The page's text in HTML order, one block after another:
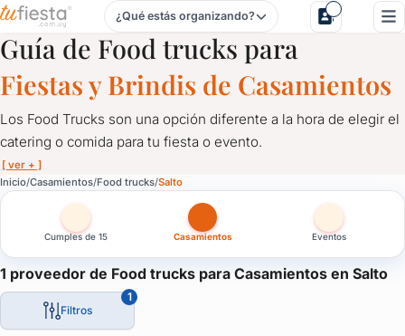
Food trucks para Casamientos en Salto
¿Qué estás organizando?
Guía de Food trucks para
Fiestas y Brindis de Casamientos
Los Food Trucks son una opción diferente a la hora de elegir el
catering o comida para tu fiesta o evento.
[ ver + ]
Inicio Casamientos Food trucks Salto
Cumples de 15 Casamientos Eventos
1 proveedor de Food trucks para Casamientos en Salto
Filtros
1
Food trucks para Casamientos en Salto
Los Food Trucks son una opción diferente a la hora de elegir
Los hay de distintas característaicas y especialidades.
También se caracterizan por ser sólo de bebidas, como por
Los Food Trucks llegaron para quedarse y es una oportunidad